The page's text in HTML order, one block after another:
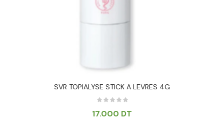
SVR TOPIALYSE STICK A LEVRES 4G
17.000 DT